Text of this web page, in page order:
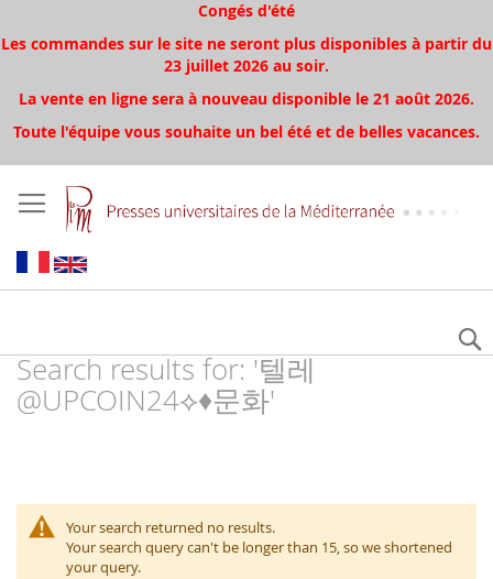
Congés d'été
Les commandes sur le site ne seront plus disponibles à partir du
23 juillet 2026 au soir.
La vente en ligne sera à nouveau disponible le 21 août 2026.
Toute l'équipe vous souhaite un bel été et de belles vacances.
Search results for: '텔레
@UPCOIN24⟡♦문화'
Your search returned no results.
Your search query can't be longer than 15, so we shortened
your query.